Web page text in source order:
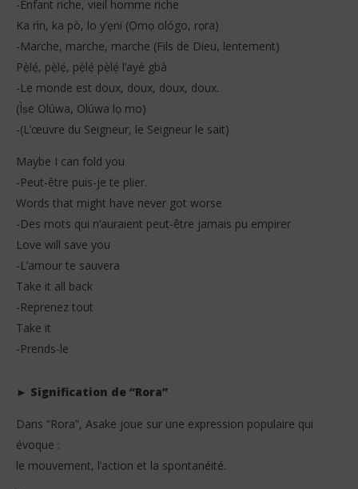
-Enfant riche, vieil homme riche
Ka rìn, ka pò, lo y’ẹni (Ọmọ ológo, rọra)
-Marche, marche, marche (Fils de Dieu, lentement)
Pẹ̀lẹ́, pẹ̀lẹ́, pẹ̀lẹ́ pẹ̀lẹ́ l’ayé gbà
-Le monde est doux, doux, doux, doux.
(Ìṣe Olúwa, Olúwa lọ mo)
-(L’œuvre du Seigneur, le Seigneur le sait)
Maybe I can fold you
-Peut-être puis-je te plier.
Words that might have never got worse
-Des mots qui n’auraient peut-être jamais pu empirer
Love will save you
-L’amour te sauvera
Take it all back
-Reprenez tout
Take it
-Prends-le
► Signification de “Rora”
Dans “Rora”, Asake joue sur une expression populaire qui
évoque :
le mouvement, l’action et la spontanéité.